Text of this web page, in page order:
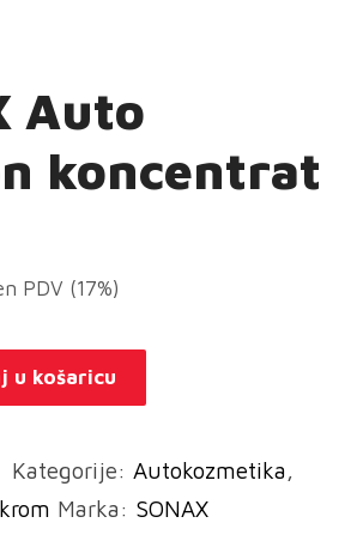
Auto
koncentrat
PDV (17%)
u košaricu
Kategorije: Autokozmetika,
Marka: SONAX